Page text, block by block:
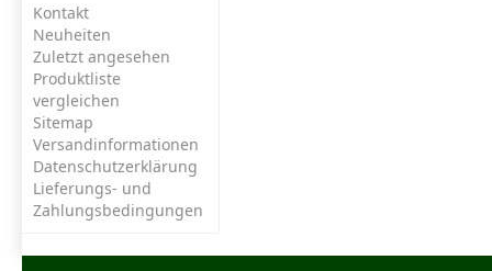
Kontakt
Neuheiten
Zuletzt angesehen
Produktliste
vergleichen
Sitemap
Versandinformationen
Datenschutzerklärung
Lieferungs- und
Zahlungsbedingungen